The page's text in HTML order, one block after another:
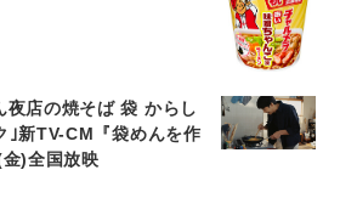
夜店の焼そば 袋 からし
｣新TV-CM『袋めんを作
)全国放映